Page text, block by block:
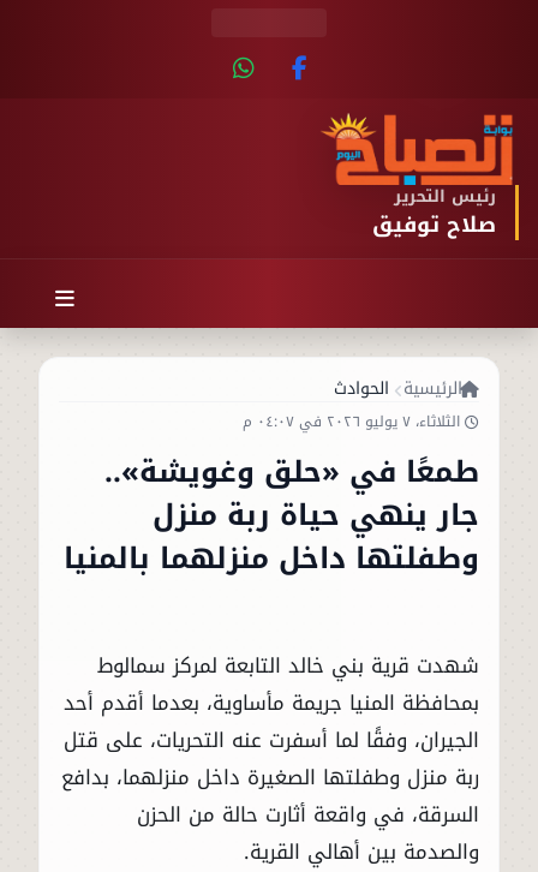
رئيس التحرير
صلاح توفيق
الرئيسية الحوادث
الثلاثاء، ٧ يوليو ٢٠٢٦ في ٠٤:٠٧ م
طمعًا في «حلق وغويشة»..
جار ينهي حياة ربة منزل
وطفلتها داخل منزلهما بالمنيا
شهدت قرية بني خالد التابعة لمركز سمالوط
بمحافظة المنيا جريمة مأساوية، بعدما أقدم أحد
الجيران، وفقًا لما أسفرت عنه التحريات، على قتل
ربة منزل وطفلتها الصغيرة داخل منزلهما، بدافع
السرقة، في واقعة أثارت حالة من الحزن
والصدمة بين أهالي القرية.